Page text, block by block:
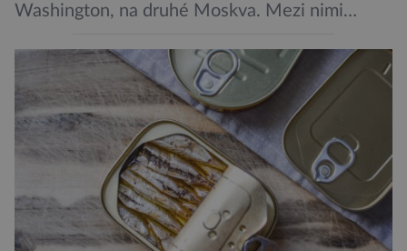
Washington, na druhé Moskva. Mezi nimi
padesátkrát dokola, železná opona a miliony
vojáků v permanentní pohotovosti. A pak je tu
Donald Kendall, generální ředitel společnosti
PepsiCo, který se v květnu roku 1989 stává
admirálem flotily, jež čítá sedmnáct […]